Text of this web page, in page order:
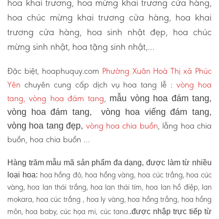
hoa khai trương, hoa mừng khai trương cửa hàng,
hoa chúc mừng khai trương cửa hàng, hoa khai
trương cửa hàng, hoa sinh nhật đẹp, hoa chúc
mừng sinh nhật, hoa tặng sinh nhật,…
Đặc biệt, hoaphuquy.com Phường Xuân Hoà Thị xã Phúc
Yên chuyên cung cấp dịch vụ hoa tang lễ :vòng hoa
tang, vòng hoa đám tang, mẫu vòng hoa đám tang,
vòng hoa đám tang, vòng hoa viếng đám tang,
vòng hoa tang đẹp, vòng hoa chia buồn, lẵng hoa chia
buồn, hoa chia buồn …
Hàng trăm mẫu mã sản phẩm đa dạng, được làm từ nhiều
loại hoa: hoa hồng đỏ, hoa hồng vàng, hoa cúc trắng, hoa cúc
vàng, hoa lan thái trắng, hoa lan thái tím, hoa lan hồ điệp, lan
mokara, hoa cúc trắng , hoa ly vàng, hoa hồng trắng, hoa hồng
môn, hoa baby, cúc họa mi, cúc tana..được nhập trực tiếp từ